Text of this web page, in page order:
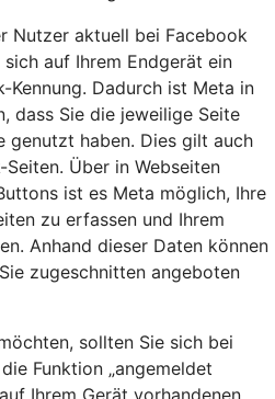
Nutzer aktuell bei Facebook
auf Ihrem Endgerät ein
Kennung. Dadurch ist Meta in
dass Sie die jeweilige Seite
genutzt haben. Dies gilt auch
Über in Webseiten
ist es Meta möglich, Ihre
zu erfassen und Ihrem
Anhand dieser Daten können
zugeschnitten angeboten
sollten Sie sich bei
Funktion „angemeldet
Ihrem Gerät vorhandenen